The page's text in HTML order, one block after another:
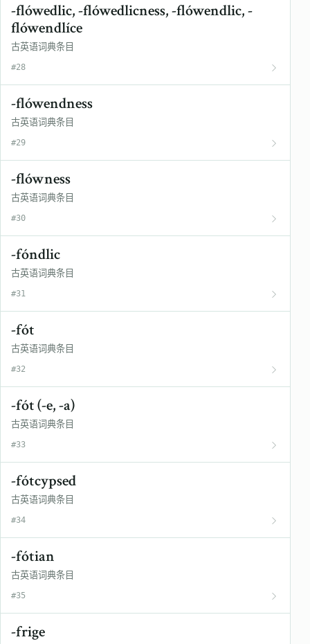
-flówedlic, -flówedlicness, -flówendlic, -
flówendlíce
古英语词典条目
#28
-flówendness
古英语词典条目
#29
-flówness
古英语词典条目
#30
-fóndlic
古英语词典条目
#31
-fót
古英语词典条目
#32
-fót (-e, -a)
古英语词典条目
#33
-fótcypsed
古英语词典条目
#34
-fótian
古英语词典条目
#35
-frige